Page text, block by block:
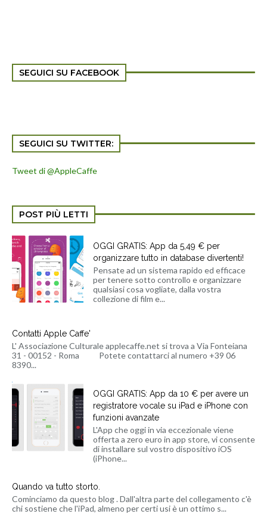
SEGUICI SU FACEBOOK
SEGUICI SU TWITTER:
Tweet di @AppleCaffe
POST PIÙ LETTI
OGGI GRATIS: App da 5,49 € per
organizzare tutto in database divertenti!
Pensate ad un sistema rapido ed efficace
per tenere sotto controllo e organizzare
qualsiasi cosa vogliate, dalla vostra
collezione di film e...
Contatti Apple Caffe'
L' Associazione Culturale applecaffe.net si trova a Via Fonteiana
31 - 00152 - Roma Potete contattarci al numero +39 06
8390...
OGGI GRATIS: App da 10 € per avere un
registratore vocale su iPad e iPhone con
funzioni avanzate
L'App che oggi in via eccezionale viene
offerta a zero euro in app store, vi consente
di installare sul vostro dispositivo iOS
(iPhone...
Quando va tutto storto.
Cominciamo da questo blog . Dall'altra parte del collegamento c'è
chi sostiene che l'iPad, almeno per certi usi è un ottimo s...